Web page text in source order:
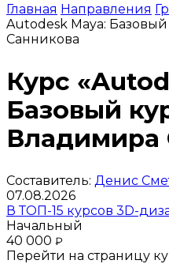
Главная Направления
Autodesk Maya:
Санникова
Курс
Базовый
Владимира
Составитель: Денис
07.08.2026
В ТОП-15 курсов 3D-
Начальный
40 000 ₽
Перейти на страницу